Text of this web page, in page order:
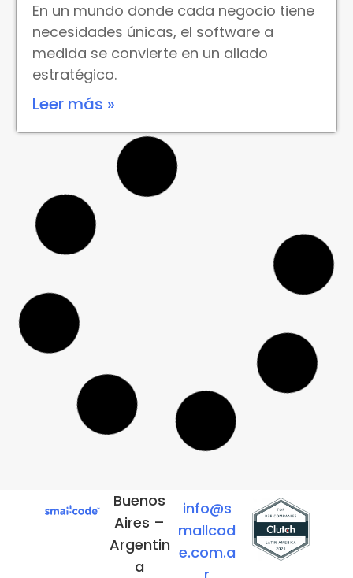
En un mundo donde cada negocio tiene
necesidades únicas, el software a
medida se convierte en un aliado
estratégico.
Leer más »
Innovación en el
desarrollo de software:
09/12/2024
En el mundo digital actual, la innovación
impulsa el desarrollo de software eficaz.